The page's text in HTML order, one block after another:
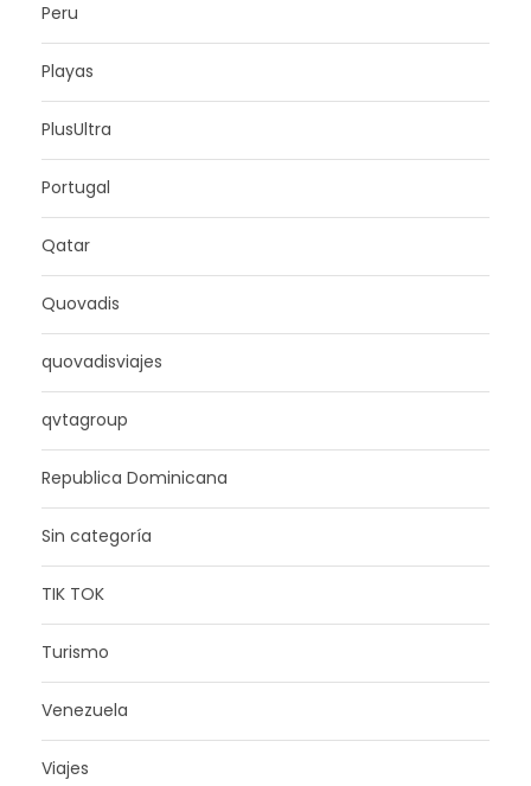
Peru
Playas
PlusUltra
Portugal
Qatar
Quovadis
quovadisviajes
qvtagroup
Republica Dominicana
Sin categoría
TIK TOK
Turismo
Venezuela
Viajes